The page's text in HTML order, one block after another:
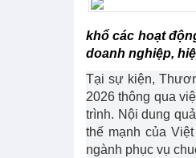
khổ các hoạt
doanh nghiệp,
Tại sự kiện,
2026 thông qua
trình. Nội dung
thế mạnh của
ngành phục vụ